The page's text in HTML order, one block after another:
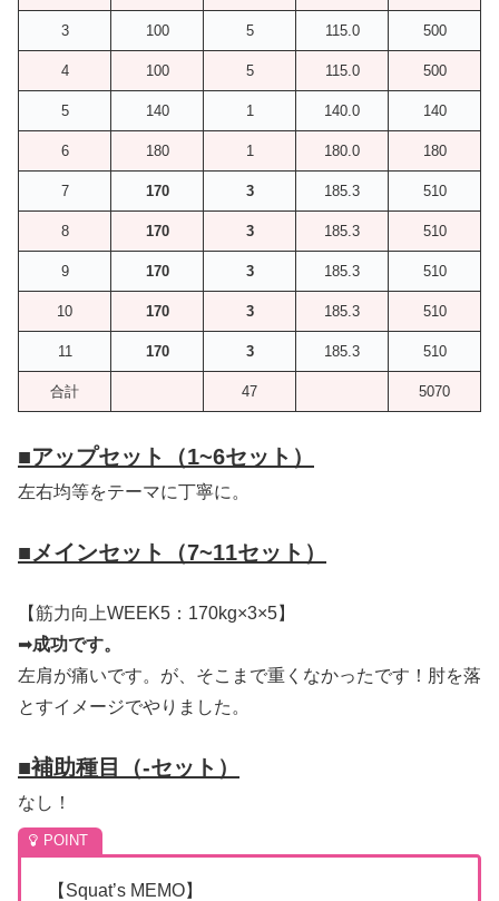
3 100 5 115.0 500
4 100 5 115.0 500
5 140 1 140.0 140
6 180 1 180.0 180
7 170 3 185.3 510
8 170 3 185.3 510
9 170 3 185.3 510
10 170 3 185.3 510
11 170 3 185.3 510
合計 47 5070
■アップセット（1~6セット）
左右均等をテーマに丁寧に。
■メインセット（7~11セット）
【筋力向上WEEK5：170kg×3×5】
➡成功です。
左肩が痛いです。が、そこまで重くなかったです！肘を落
とすイメージでやりました。
■補助種目（-セット）
なし！
【Squat’s MEMO】